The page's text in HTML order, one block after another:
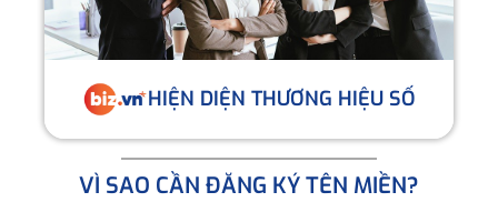
HIỆN DIỆN THƯƠNG HIỆU SỐ
VÌ SAO CẦN ĐĂNG KÝ TÊN MIỀN?